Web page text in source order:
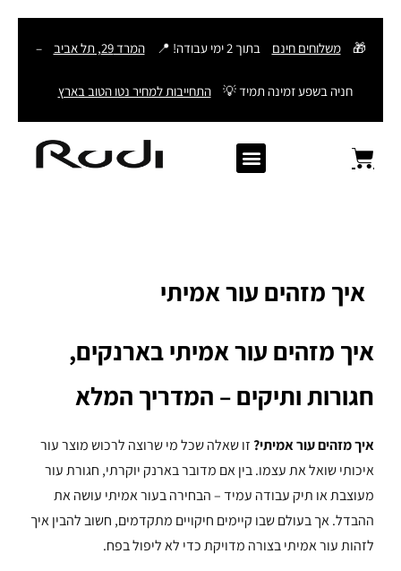
דילוג
🎁 משלוחים חינם בתוך 2 ימי עבודה! 📍 המרד 29, תל אביב –
חניה בשפע זמינה תמיד 💡 התחייבות למחיר נטו הטוב בארץ
איך מזהים עור אמיתי
איך מזהים עור אמיתי בארנקים,
חגורות ותיקים – המדריך המלא
איך מזהים עור אמיתי?זו שאלה שכל מי שרוצה לרכוש מוצר עור
איכותי שואל את עצמו. בין אם מדובר בארנק יוקרתי, חגורת עור
מעוצבת או תיק עבודה עמיד – הבחירה בעור אמיתי עושה את
ההבדל. אך בעולם שבו קיימים חיקויים מתקדמים, חשוב להבין איך
לזהות עור אמיתי בצורה מדויקת כדי לא ליפול בפח.